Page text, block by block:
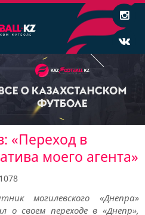
«Переход в
моего агента»
1078
могилевского «Днепра»
о своем переходе в «Днепр»,